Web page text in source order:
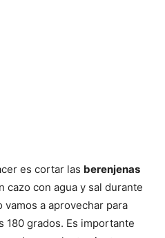
es cortar las berenjenas
cazo con agua y sal durante
vamos a aprovechar para
180 grados. Es importante